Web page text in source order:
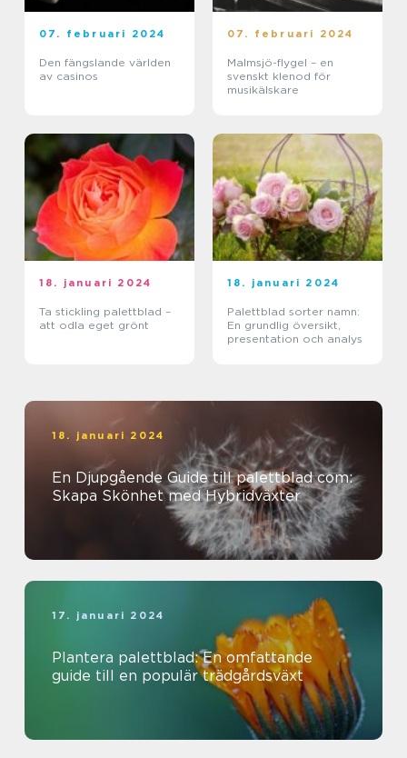
07. februari 2024
Den fängslande världen
av casinos
07. februari 2024
Malmsjö-flygel – en
svenskt klenod för
musikälskare
18. januari 2024
Ta stickling palettblad –
att odla eget grönt
18. januari 2024
Palettblad sorter namn:
En grundlig översikt,
presentation och analys
18. januari 2024
En Djupgående Guide till palettblad com:
Skapa Skönhet med Hybridväxter
17. januari 2024
Plantera palettblad: En omfattande
guide till en populär trädgårdsväxt